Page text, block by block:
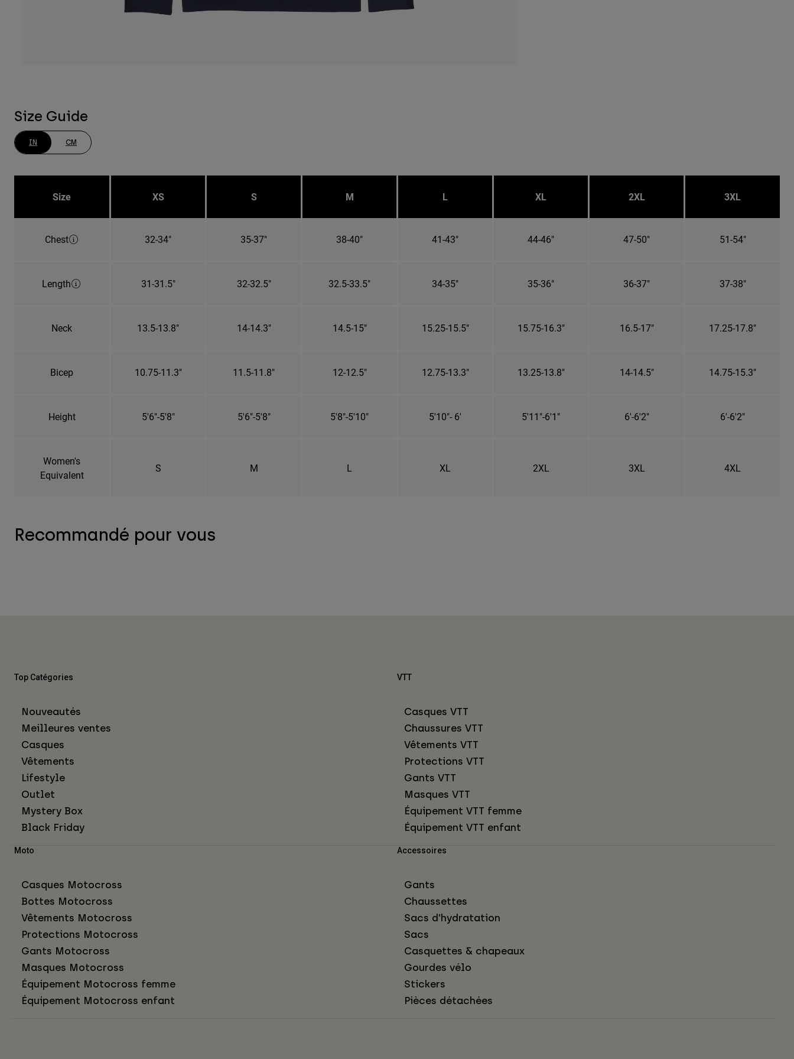
Size Guide
IN CM
Size XS S M L XL 2XL 3XL
Chest 32-34" 35-37" 38-40" 41-43" 44-46" 47-50" 51-54"
Length 31-31.5" 32-32.5" 32.5-33.5" 34-35" 35-36" 36-37" 37-38"
Neck 13.5-13.8" 14-14.3" 14.5-15" 15.25-15.5" 15.75-16.3" 16.5-17" 17.25-17.8"
Bicep 10.75-11.3" 11.5-11.8" 12-12.5" 12.75-13.3" 13.25-13.8" 14-14.5" 14.75-15.3"
Height 5'6"-5'8" 5'6"-5'8" 5'8"-5'10" 5'10"- 6' 5'11"-6'1" 6'-6'2" 6'-6'2"
Women's
Equivalent
S M L XL 2XL 3XL 4XL
Recommandé pour vous
Top Catégories
Nouveautés
Meilleures ventes
Casques
Vêtements
Lifestyle
Outlet
Mystery Box
Black Friday
VTT
Casques VTT
Chaussures VTT
Vêtements VTT
Protections VTT
Gants VTT
Masques VTT
Équipement VTT femme
Équipement VTT enfant
Moto
Casques Motocross
Bottes Motocross
Vêtements Motocross
Protections Motocross
Gants Motocross
Masques Motocross
Équipement Motocross femme
Équipement Motocross enfant
Accessoires
Gants
Chaussettes
Sacs d’hydratation
Sacs
Casquettes & chapeaux
Gourdes vélo
Stickers
Pièces détachées